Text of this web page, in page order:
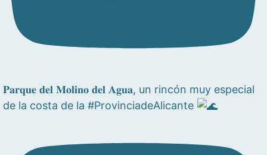
𝐏𝐚𝐫𝐪𝐮𝐞 𝐝𝐞𝐥 𝐌𝐨𝐥𝐢𝐧𝐨 𝐝𝐞𝐥 𝐀𝐠𝐮𝐚, un rincón muy especial
de la costa de la #ProvinciadeAlicante